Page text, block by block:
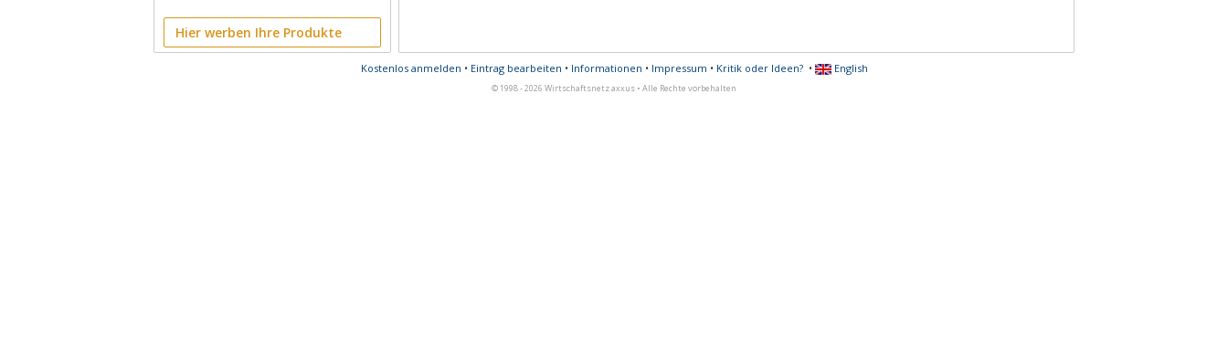
Hier werben Ihre Produkte
Kostenlos anmelden • Eintrag bearbeiten • Informationen • Impressum • Kritik oder Ideen?• English
© 1998 - 2026 Wirtschaftsnetz axxus • Alle Rechte vorbehalten